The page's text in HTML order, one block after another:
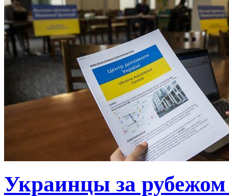
Украинцы за рубежом